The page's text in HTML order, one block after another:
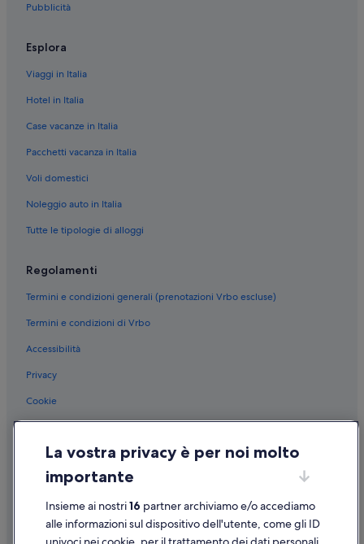
Pubblicità
Esplora
Viaggi in Italia
Hotel in Italia
Case vacanze in Italia
Pacchetti vacanza in Italia
Voli domestici
Noleggio auto in Italia
Tutte le tipologie di alloggi
Regolamenti
Termini e condizioni generali (prenotazioni Vrbo escluse)
Termini e condizioni di Vrbo
Accessibilità
Privacy
Cookie
Informazioni legali/Contatti
Linee guida sui contenuti e segnalazione dei contenuti
Supporto
La vostra privacy è per noi molto
importante
Insieme ai nostri16 partner archiviamo e/o accediamo
alle informazioni sul dispositivo dell'utente, come gli ID